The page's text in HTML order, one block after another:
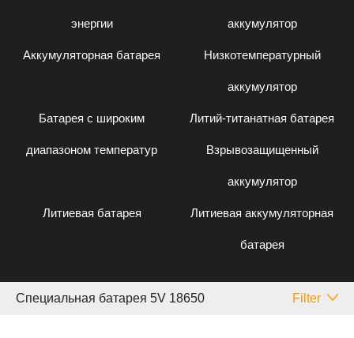
энергии аккумулятор
Аккумуляторная батарея Низкотемпературный
аккумулятор
Батарея с широким
диапазоном температур
Литий-титанатная батарея
Взрывозащищенный
аккумулятор
Литиевая батарея Литиевая аккумуляторная
батарея
Специальная батарея 5V 18650 Filter